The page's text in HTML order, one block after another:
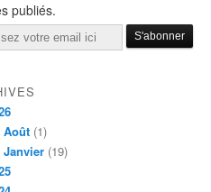
publiés.
Août (1)
Janvier (19)